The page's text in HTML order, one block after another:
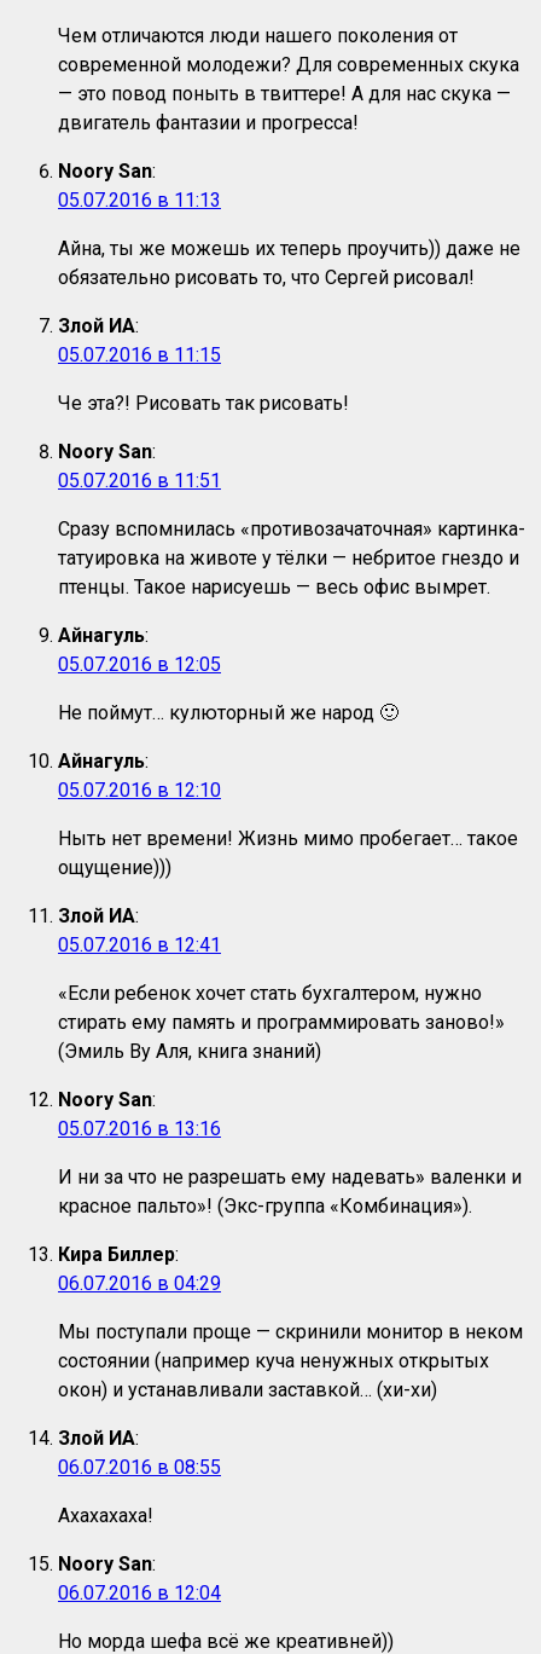
Чем отличаются люди нашего поколения от
современной молодежи? Для современных скука
— это повод поныть в твиттере! А для нас скука —
двигатель фантазии и прогресса!
Noory San:
05.07.2016 в 11:13
Айна, ты же можешь их теперь проучить)) даже не
обязательно рисовать то, что Сергей рисовал!
Злой ИА:
05.07.2016 в 11:15
Че эта?! Рисовать так рисовать!
Noory San:
05.07.2016 в 11:51
Сразу вспомнилась «противозачаточная» картинка-
татуировка на животе у тёлки — небритое гнездо и
птенцы. Такое нарисуешь — весь офис вымрет.
Айнагуль:
05.07.2016 в 12:05
Не поймут… кулюторный же народ 🙂
Айнагуль:
05.07.2016 в 12:10
Ныть нет времени! Жизнь мимо пробегает… такое
ощущение)))
Злой ИА:
05.07.2016 в 12:41
«Если ребенок хочет стать бухгалтером, нужно
стирать ему память и программировать заново!»
(Эмиль Ву Аля, книга знаний)
Noory San:
05.07.2016 в 13:16
И ни за что не разрешать ему надевать» валенки и
красное пальто»! (Экс-группа «Комбинация»).
Кира Биллер:
06.07.2016 в 04:29
Мы поступали проще — скринили монитор в неком
состоянии (например куча ненужных открытых
окон) и устанавливали заставкой… (хи-хи)
Злой ИА:
06.07.2016 в 08:55
Ахахахаха!
Noory San:
06.07.2016 в 12:04
Но морда шефа всё же креативней))